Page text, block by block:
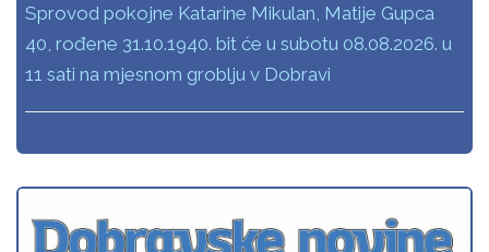
Sprovod pokojne Katarine Mikulan, Matije Gupca
40, rođene 31.10.1940. bit će u subotu 08.08.2026. u
11 sati na mjesnom groblju v Dobravi